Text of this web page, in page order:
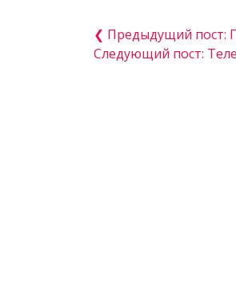
❮ Предыдущий пост:
Следующий пост: